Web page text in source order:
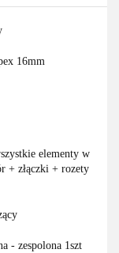
16mm
elementy w
+ złączki + rozety
- zespolona 1szt